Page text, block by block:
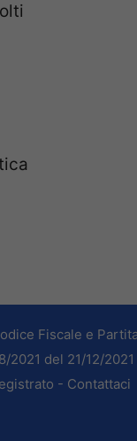
Fiscale e
2021 del 21/12/2021
- Contattaci